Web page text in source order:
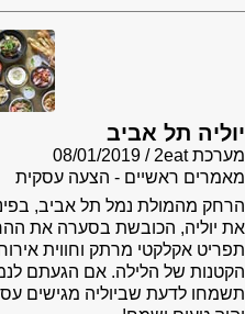
יוליה תל אביב
מערכת 2eat
08/01/2019
מאמרים ראשיים - הצעה עסקית
הרחק מהמולת נמל תל אביב,
את יוליה, הכובשת בסערה את
תפריט אקלקטי מרתק וחווית
הקטנות של הלילה. אם הגעתם
תשמחו לדעת שביוליה מגישים